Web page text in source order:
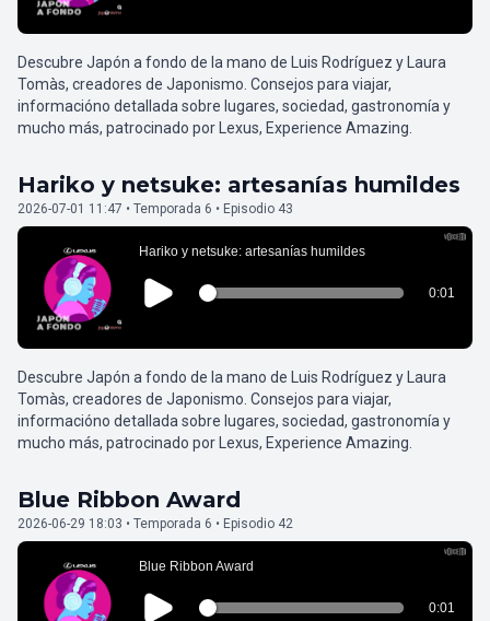
Descubre Japón a fondo de la mano de Luis Rodríguez y Laura
Tomàs, creadores de Japonismo. Consejos para viajar,
informacióno detallada sobre lugares, sociedad, gastronomía y
mucho más, patrocinado por Lexus, Experience Amazing.
Hariko y netsuke: artesanías humildes
2026-07-01 11:47 • Temporada 6 • Episodio 43
Descubre Japón a fondo de la mano de Luis Rodríguez y Laura
Tomàs, creadores de Japonismo. Consejos para viajar,
informacióno detallada sobre lugares, sociedad, gastronomía y
mucho más, patrocinado por Lexus, Experience Amazing.
Blue Ribbon Award
2026-06-29 18:03 • Temporada 6 • Episodio 42